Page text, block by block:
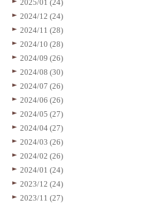
2025/01 (24)
2024/12 (24)
2024/11 (28)
2024/10 (28)
2024/09 (26)
2024/08 (30)
2024/07 (26)
2024/06 (26)
2024/05 (27)
2024/04 (27)
2024/03 (26)
2024/02 (26)
2024/01 (24)
2023/12 (24)
2023/11 (27)